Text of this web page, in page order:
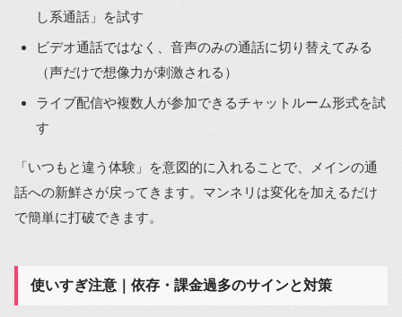
し系通話」を試す
ビデオ通話ではなく、音声のみの通話に切り替えてみる
（声だけで想像力が刺激される）
ライブ配信や複数人が参加できるチャットルーム形式を試
す
「いつもと違う体験」を意図的に入れることで、メインの通
話への新鮮さが戻ってきます。マンネリは変化を加えるだけ
で簡単に打破できます。
使いすぎ注意｜依存・課金過多のサインと対策